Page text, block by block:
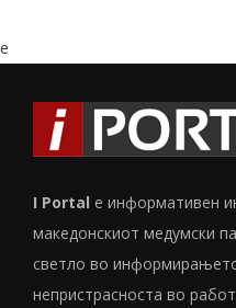
e
I Portal е информативен
македонскиот медумски
светло во
непристрасноста во